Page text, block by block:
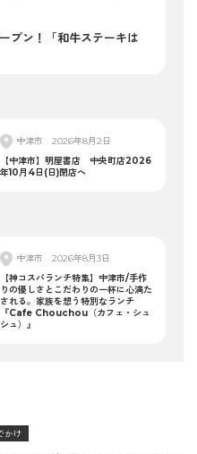
プン！「和牛ステーキは
中津市
2026年8月2日
【中津市】明屋書店 中央町店2026
年10月4日(日)閉店へ
中津市
2026年8月3日
【神コスパランチ特集】中津市/手作
りの優しさとこだわりの一杯に心満た
される。家族を想う特別なランチ
『Cafe Chouchou（カフェ・シュ
シュ）』
かけ